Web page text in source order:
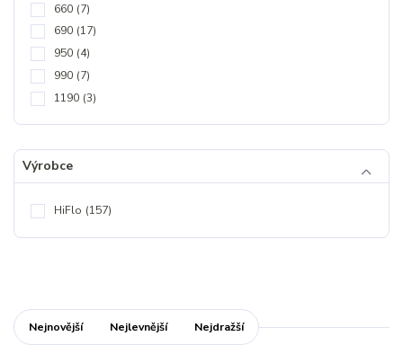
660 (7)
690 (17)
950 (4)
990 (7)
1190 (3)
Výrobce
HiFlo (157)
Nejnovější Nejlevnější Nejdražší